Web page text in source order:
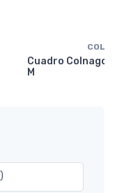
Cuadro Colnago
M